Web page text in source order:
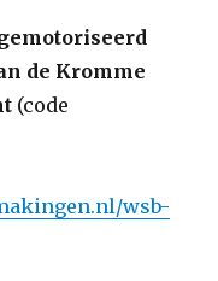
de Kromme
(code
wsb-